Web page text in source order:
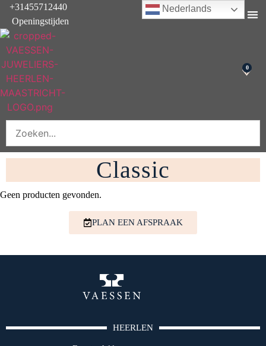
+31455712440
Openingstijden
0
Classic
Geen producten gevonden.
PLAN EEN AFSPRAAK
HEERLEN
Nederlands